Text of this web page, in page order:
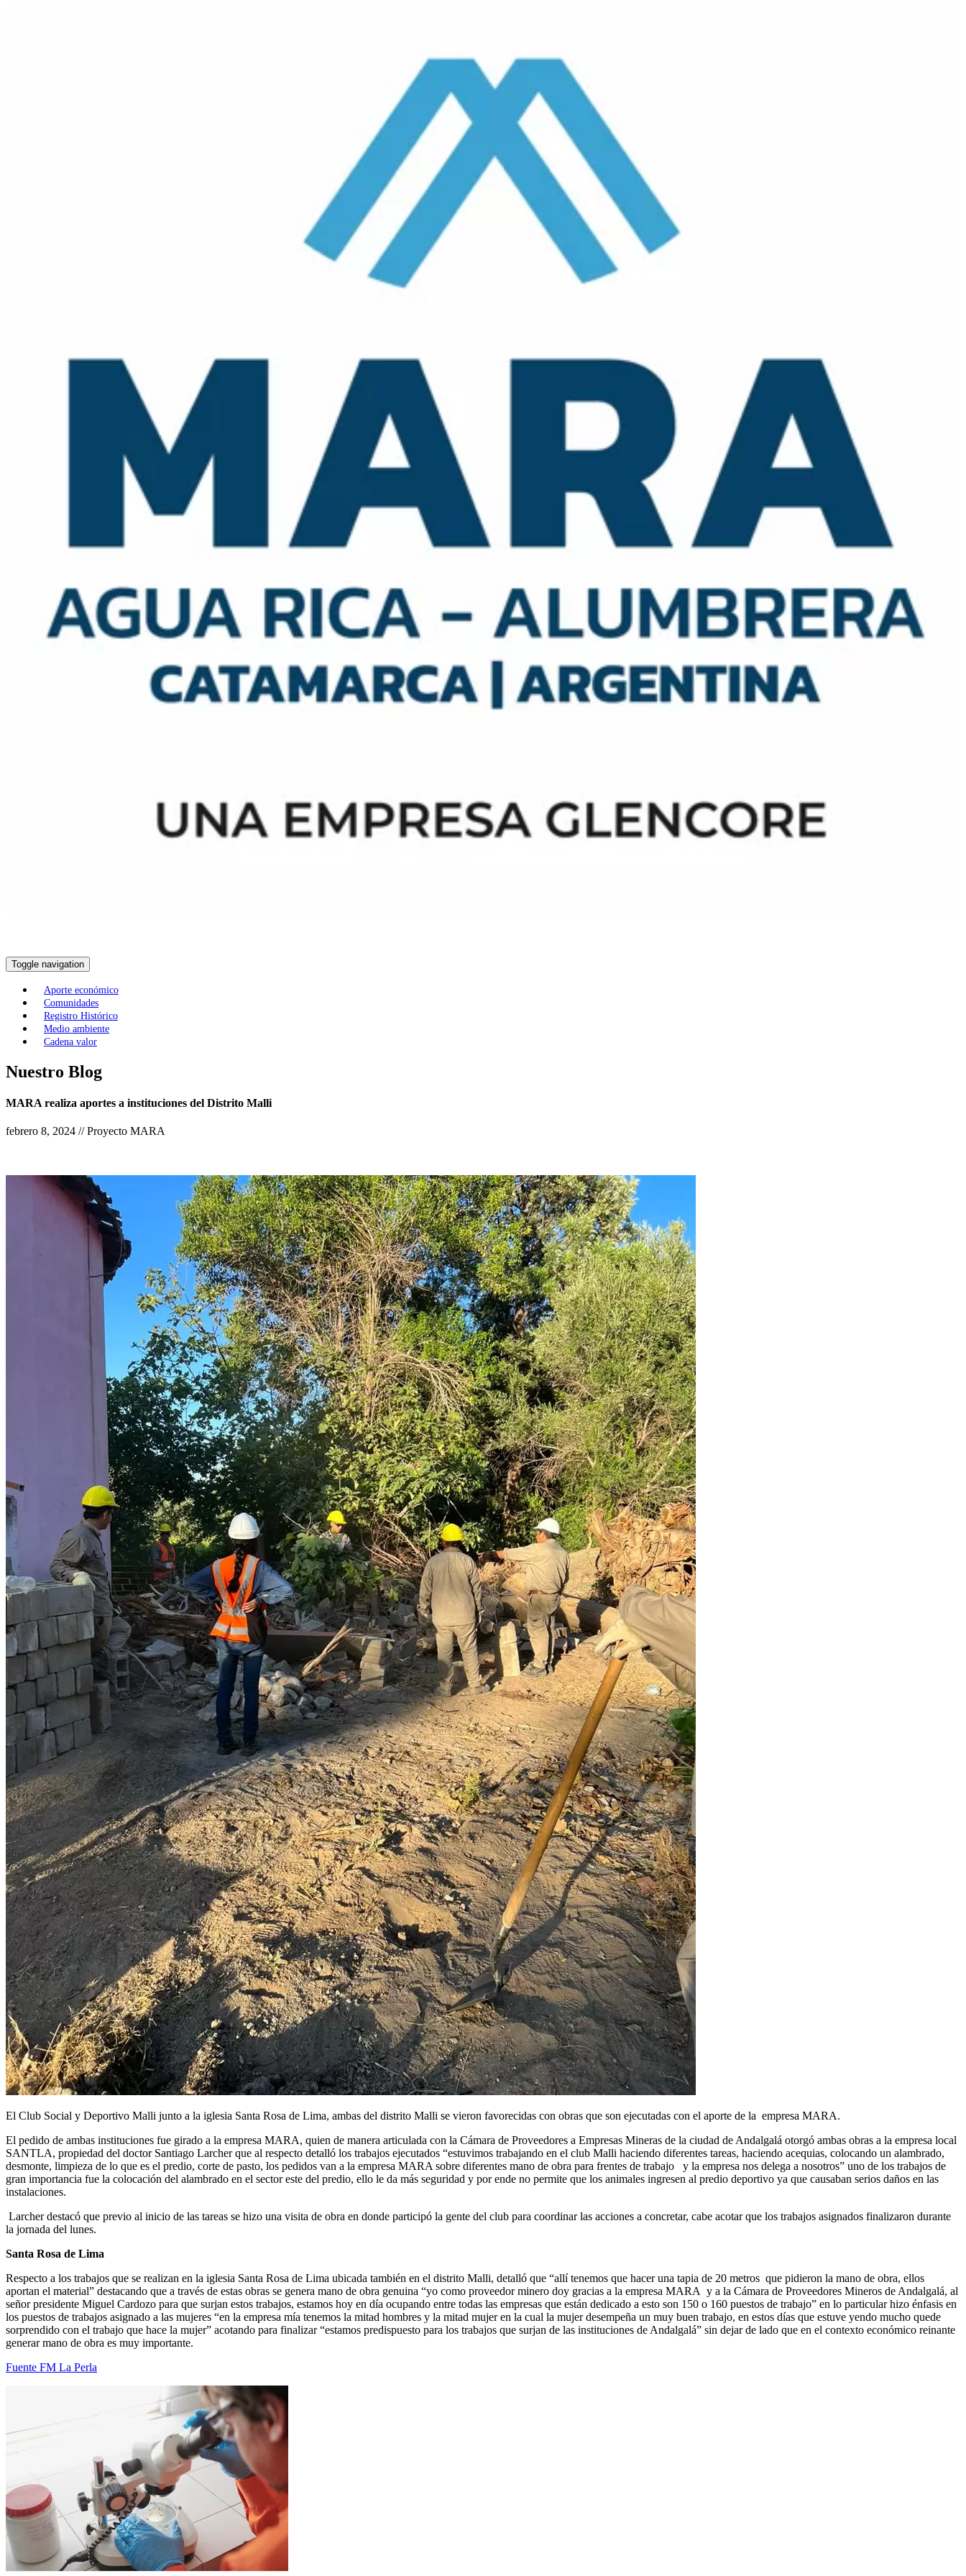
Toggle navigation
Aporte económico
Comunidades
Registro Histórico
Medio ambiente
Cadena valor
Nuestro Blog
MARA realiza aportes a instituciones del Distrito Malli
febrero 8, 2024 // Proyecto MARA
El Club Social y Deportivo Malli junto a la iglesia Santa Rosa de Lima, ambas del distrito Malli se vieron favorecidas con obras que son ejecutadas con el aporte de la empresa MARA.
El pedido de ambas instituciones fue girado a la empresa MARA, quien de manera articulada con la Cámara de Proveedores a Empresas Mineras de la ciudad de Andalgalá otorgó ambas obras a la empresa local
SANTLA, propiedad del doctor Santiago Larcher que al respecto detalló los trabajos ejecutados “estuvimos trabajando en el club Malli haciendo diferentes tareas, haciendo acequias, colocando un alambrado,
desmonte, limpieza de lo que es el predio, corte de pasto, los pedidos van a la empresa MARA sobre diferentes mano de obra para frentes de trabajo y la empresa nos delega a nosotros” uno de los trabajos de
gran importancia fue la colocación del alambrado en el sector este del predio, ello le da más seguridad y por ende no permite que los animales ingresen al predio deportivo ya que causaban serios daños en las
instalaciones.
Larcher destacó que previo al inicio de las tareas se hizo una visita de obra en donde participó la gente del club para coordinar las acciones a concretar, cabe acotar que los trabajos asignados finalizaron durante
la jornada del lunes.
Santa Rosa de Lima
Respecto a los trabajos que se realizan en la iglesia Santa Rosa de Lima ubicada también en el distrito Malli, detalló que “allí tenemos que hacer una tapia de 20 metros que pidieron la mano de obra, ellos
aportan el material” destacando que a través de estas obras se genera mano de obra genuina “yo como proveedor minero doy gracias a la empresa MARA y a la Cámara de Proveedores Mineros de Andalgalá, al
señor presidente Miguel Cardozo para que surjan estos trabajos, estamos hoy en día ocupando entre todas las empresas que están dedicado a esto son 150 o 160 puestos de trabajo” en lo particular hizo énfasis en
los puestos de trabajos asignado a las mujeres “en la empresa mía tenemos la mitad hombres y la mitad mujer en la cual la mujer desempeña un muy buen trabajo, en estos días que estuve yendo mucho quede
sorprendido con el trabajo que hace la mujer” acotando para finalizar “estamos predispuesto para los trabajos que surjan de las instituciones de Andalgalá” sin dejar de lado que en el contexto económico reinante
generar mano de obra es muy importante.
Fuente FM La Perla